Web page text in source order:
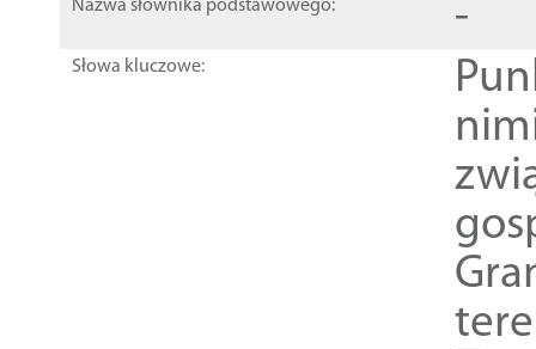
Nazwa słownika podstawowego: -
Słowa kluczowe: